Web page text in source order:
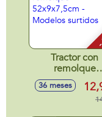
-
Tractor con
remolque
52x9x7,5cm
Modelos
36 meses